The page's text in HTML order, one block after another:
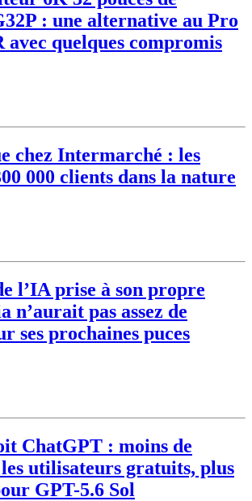
: une alternative au Pro
avec quelques compromis
chez Intermarché : les
000 clients dans la nature
l’IA prise à son propre
n’aurait pas assez de
ses prochaines puces
ChatGPT : moins de
utilisateurs gratuits, plus
GPT-5.6 Sol